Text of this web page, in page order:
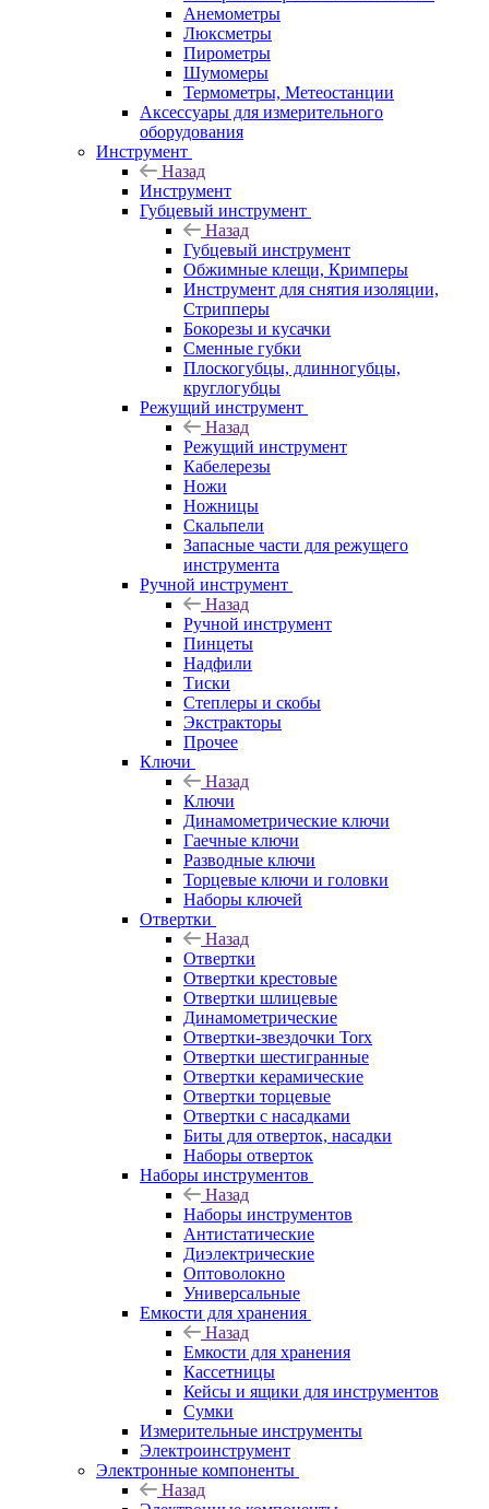
Анемометры
Люксметры
Пирометры
Шумомеры
Термометры, Метеостанции
Аксессуары для измерительного
оборудования
Инструмент
Назад
Инструмент
Губцевый инструмент
Назад
Губцевый инструмент
Обжимные клещи, Кримперы
Инструмент для снятия изоляции,
Стрипперы
Бокорезы и кусачки
Сменные губки
Плоскогубцы, длинногубцы,
круглогубцы
Режущий инструмент
Назад
Режущий инструмент
Кабелерезы
Ножи
Ножницы
Скальпели
Запасные части для режущего
инструмента
Ручной инструмент
Назад
Ручной инструмент
Пинцеты
Надфили
Тиски
Степлеры и скобы
Экстракторы
Прочее
Ключи
Назад
Ключи
Динамометрические ключи
Гаечные ключи
Разводные ключи
Торцевые ключи и головки
Наборы ключей
Отвертки
Назад
Отвертки
Отвертки крестовые
Отвертки шлицевые
Динамометрические
Отвертки-звездочки Torx
Отвертки шестигранные
Отвертки керамические
Отвертки торцевые
Отвертки с насадками
Биты для отверток, насадки
Наборы отверток
Наборы инструментов
Назад
Наборы инструментов
Антистатические
Диэлектрические
Оптоволокно
Универсальные
Емкости для хранения
Назад
Емкости для хранения
Кассетницы
Кейсы и ящики для инструментов
Сумки
Измерительные инструменты
Электроинструмент
Электронные компоненты
Назад